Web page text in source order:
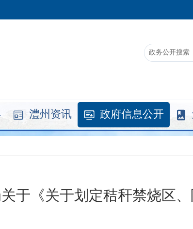
 澧州资讯  政府信息公开 
于《关于划定秸秆禁烧区